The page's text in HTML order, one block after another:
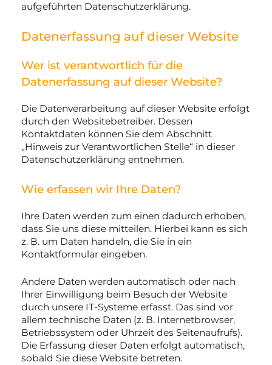
aufgeführten Datenschutzerklärung.
Datenerfassung auf dieser Website
Wer ist verantwortlich für die
Datenerfassung auf dieser Website?
Die Datenverarbeitung auf dieser Website erfolgt
durch den Websitebetreiber. Dessen
Kontaktdaten können Sie dem Abschnitt
„Hinweis zur Verantwortlichen Stelle“ in dieser
Datenschutzerklärung entnehmen.
Wie erfassen wir Ihre Daten?
Ihre Daten werden zum einen dadurch erhoben,
dass Sie uns diese mitteilen. Hierbei kann es sich
z. B. um Daten handeln, die Sie in ein
Kontaktformular eingeben.
Andere Daten werden automatisch oder nach
Ihrer Einwilligung beim Besuch der Website
durch unsere IT-Systeme erfasst. Das sind vor
allem technische Daten (z. B. Internetbrowser,
Betriebssystem oder Uhrzeit des Seitenaufrufs).
Die Erfassung dieser Daten erfolgt automatisch,
sobald Sie diese Website betreten.